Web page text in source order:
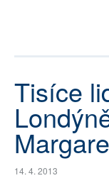
Tisíce
14. 4. 2013